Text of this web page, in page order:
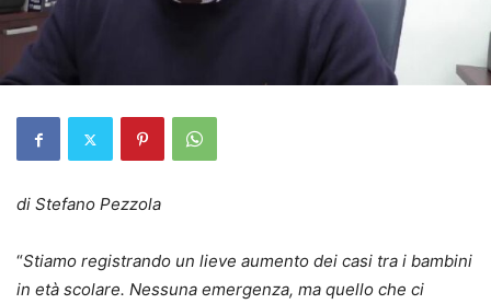
di Stefano Pezzola
“Stiamo registrando un lieve aumento dei casi tra i bambini
in età scolare. Nessuna emergenza, ma quello che ci